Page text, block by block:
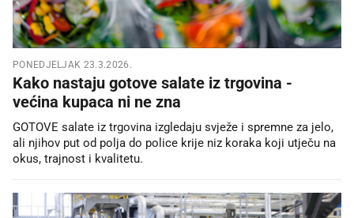
PONEDJELJAK 23.3.2026.
Kako nastaju gotove salate iz trgovina -
većina kupaca ni ne zna
GOTOVE salate iz trgovina izgledaju svježe i spremne za jelo,
ali njihov put od polja do police krije niz koraka koji utječu na
okus, trajnost i kvalitetu.